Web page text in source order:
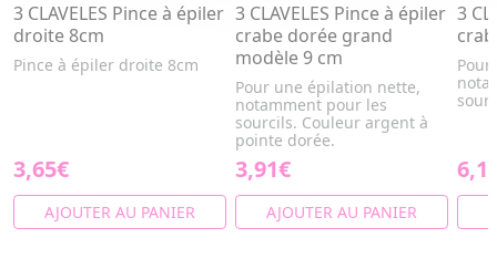
3 CLAVELES Pince à épiler
droite 8cm
Pince à épiler droite 8cm
3,65€
AJOUTER AU PANIER
3 CLAVELES Pince à épiler
crabe dorée grand
modèle 9 cm
Pour une épilation nette,
notamment pour les
sourcils. Couleur argent à
pointe dorée.
3,91€
AJOUTER AU PANIER
3